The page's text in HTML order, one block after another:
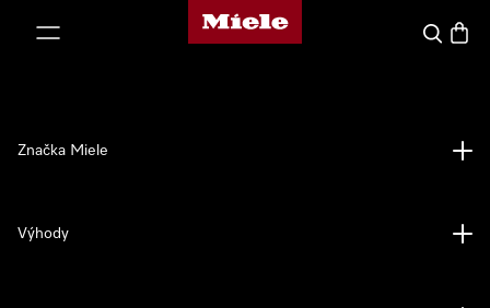
Domovská stránka spoločnosti Miele
Hľadať
Značka Miele
Výhody